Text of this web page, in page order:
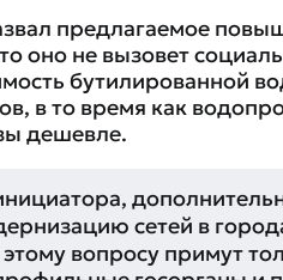
предлагаемое
оно не вызовет
бутилированной
в то время как
дешевле.
сетей в
вопросу примут